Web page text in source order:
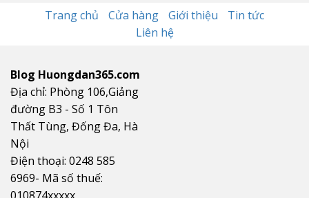
Trang chủ Cửa hàng Giới thiệu
Tin tức
Liên hệ
Blog Huongdan365.com
Địa chỉ: Phòng 106,Giảng
đường B3 - Số 1 Tôn
Thất Tùng, Đống Đa, Hà
Nội
Điện thoại: 0248 585
6969- Mã số thuế: